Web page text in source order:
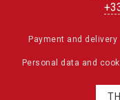
Payment and delivery
Personal data and